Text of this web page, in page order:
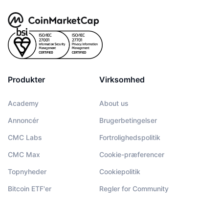
Produkter
Academy
Annoncér
CMC Labs
CMC Max
Topnyheder
Bitcoin ETF'er
Virksomhed
About us
Brugerbetingelser
Fortrolighedspolitik
Cookie-præferencer
Cookiepolitik
Regler for Community